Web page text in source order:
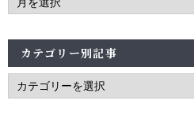
カテゴリー別記事